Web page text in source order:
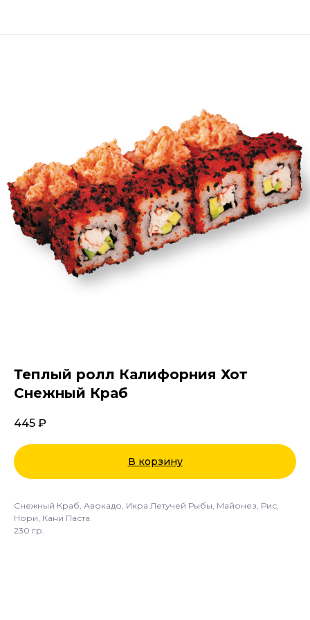
Теплый ролл Калифорния Хот
Снежный Краб
445 ₽
В корзину
Снежный Краб, Авокадо, Икра Летучей Рыбы, Майонез, Рис,
Нори, Кани Паста.
230 гр.